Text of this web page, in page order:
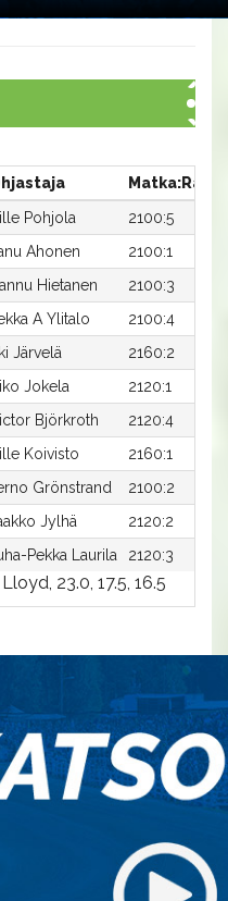
Matka:Rata
Pohjola
2100:5
Ahonen
2100:1
Hietanen
2100:3
A Ylitalo
2100:4
Järvelä
2160:2
Jokela
2120:1
Björkroth
2120:4
Koivisto
2160:1
Grönstrand
2100:2
Jylhä
2120:2
Pekka Laurila 2120:3
23.0, 17.5, 16.5